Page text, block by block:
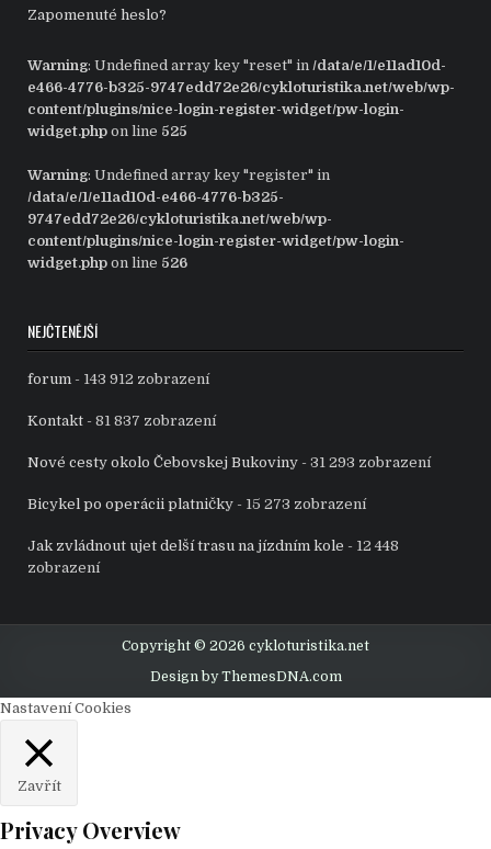
Zapomenuté heslo?
Warning: Undefined array key "reset" in/data/e/1/e11ad10d-
e466-4776-b325-9747edd72e26/cykloturistika.net/web/wp-
content/plugins/nice-login-register-widget/pw-login-
widget.php on line 525
Warning: Undefined array key "register" in
/data/e/1/e11ad10d-e466-4776-b325-
9747edd72e26/cykloturistika.net/web/wp-
content/plugins/nice-login-register-widget/pw-login-
widget.php on line 526
NEJČTENĚJŠÍ
forum - 143 912 zobrazení
Kontakt - 81 837 zobrazení
Nové cesty okolo Čebovskej Bukoviny - 31 293 zobrazení
Bicykel po operácii platničky - 15 273 zobrazení
Jak zvládnout ujet delší trasu na jízdním kole - 12 448
zobrazení
Copyright © 2026 cykloturistika.net
Design by ThemesDNA.com
Nastavení Cookies
Zavřít
Privacy Overview